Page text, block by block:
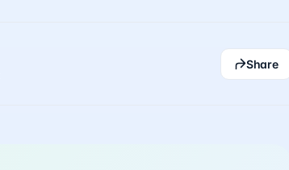
Share